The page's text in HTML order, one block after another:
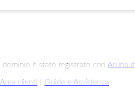
dominio è stato registrato con Aruba.it
Area clienti Guide e Assistenza